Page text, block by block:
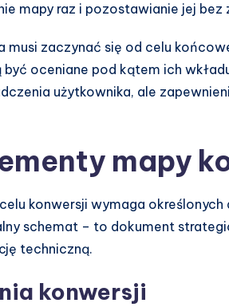
mapy raz i pozostawianie jej bez
zaczynać się od celu
oceniane pod kątem ich
użytkownika, ale
mapy
konwersji wymaga
schemat – to dokument
techniczną.
konwersji